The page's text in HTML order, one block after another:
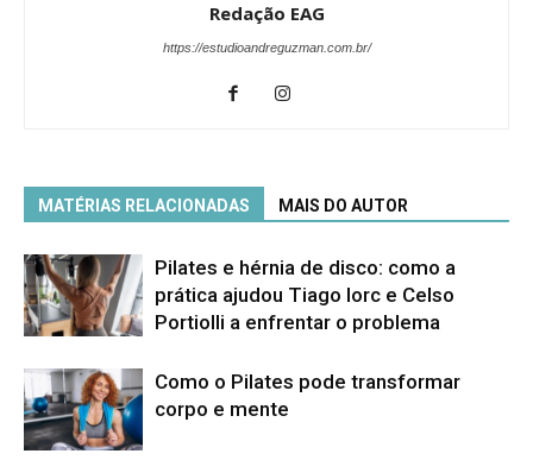
Redação EAG
https://estudioandreguzman.com.br/
MATÉRIAS RELACIONADAS MAIS DO AUTOR
Pilates e hérnia de disco: como a
prática ajudou Tiago Iorc e Celso
Portiolli a enfrentar o problema
Como o Pilates pode transformar
corpo e mente